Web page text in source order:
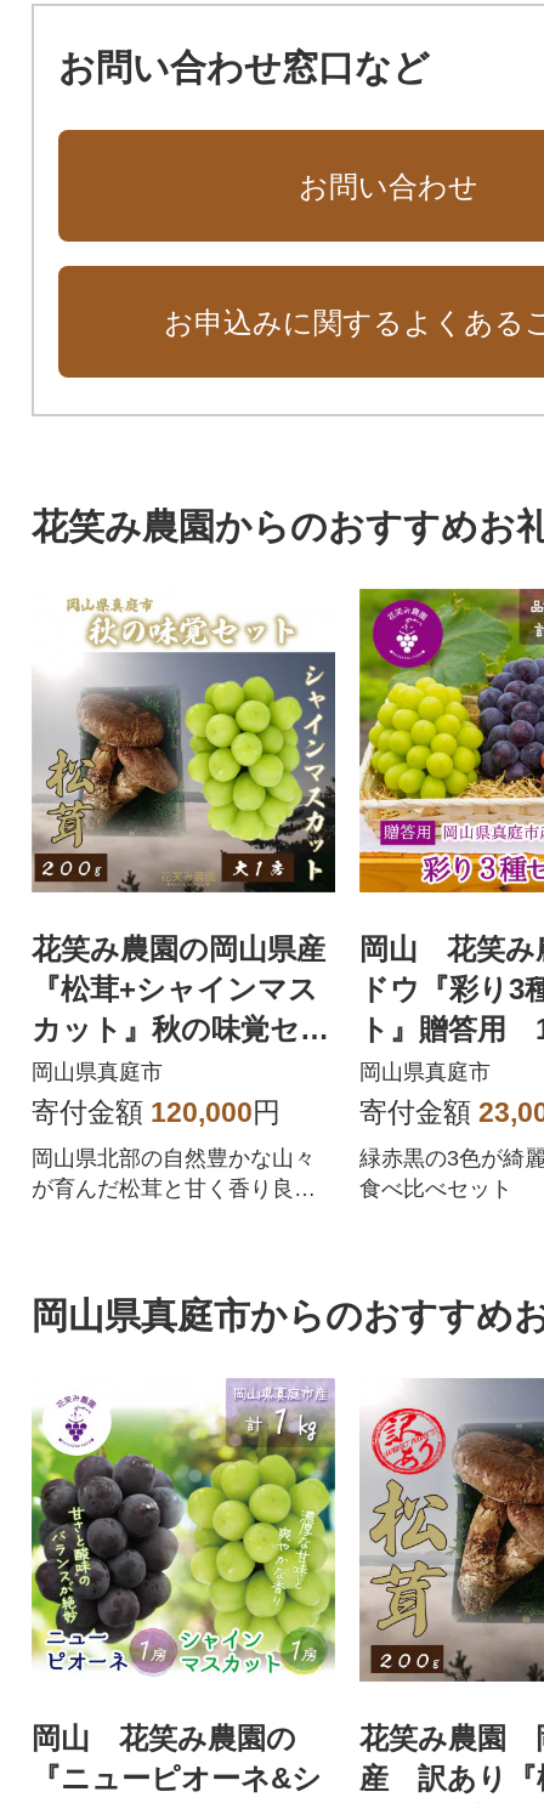
お問い合わせ窓口など
お問い合わせ
お申込みに関するよくある
花笑み農園からのおすすめお
花笑み農園の岡山県産
『松茸+シャインマス
カット』秋の味覚セッ
ト
岡山県真庭市
寄付金額 120,000円
岡山県北部の自然豊かな山々
が育んだ松茸と甘く香り良い
岡山 花笑み
ドウ『彩り3
ト』贈答用
房)3M-2上
岡山県真庭市
寄付金額
緑赤黒の3色が綺
食べ比べセット
岡山県真庭市からのおすすめ
岡山 花笑み農園の
『ニューピオーネ&シ
花笑み農園
産 訳あり『